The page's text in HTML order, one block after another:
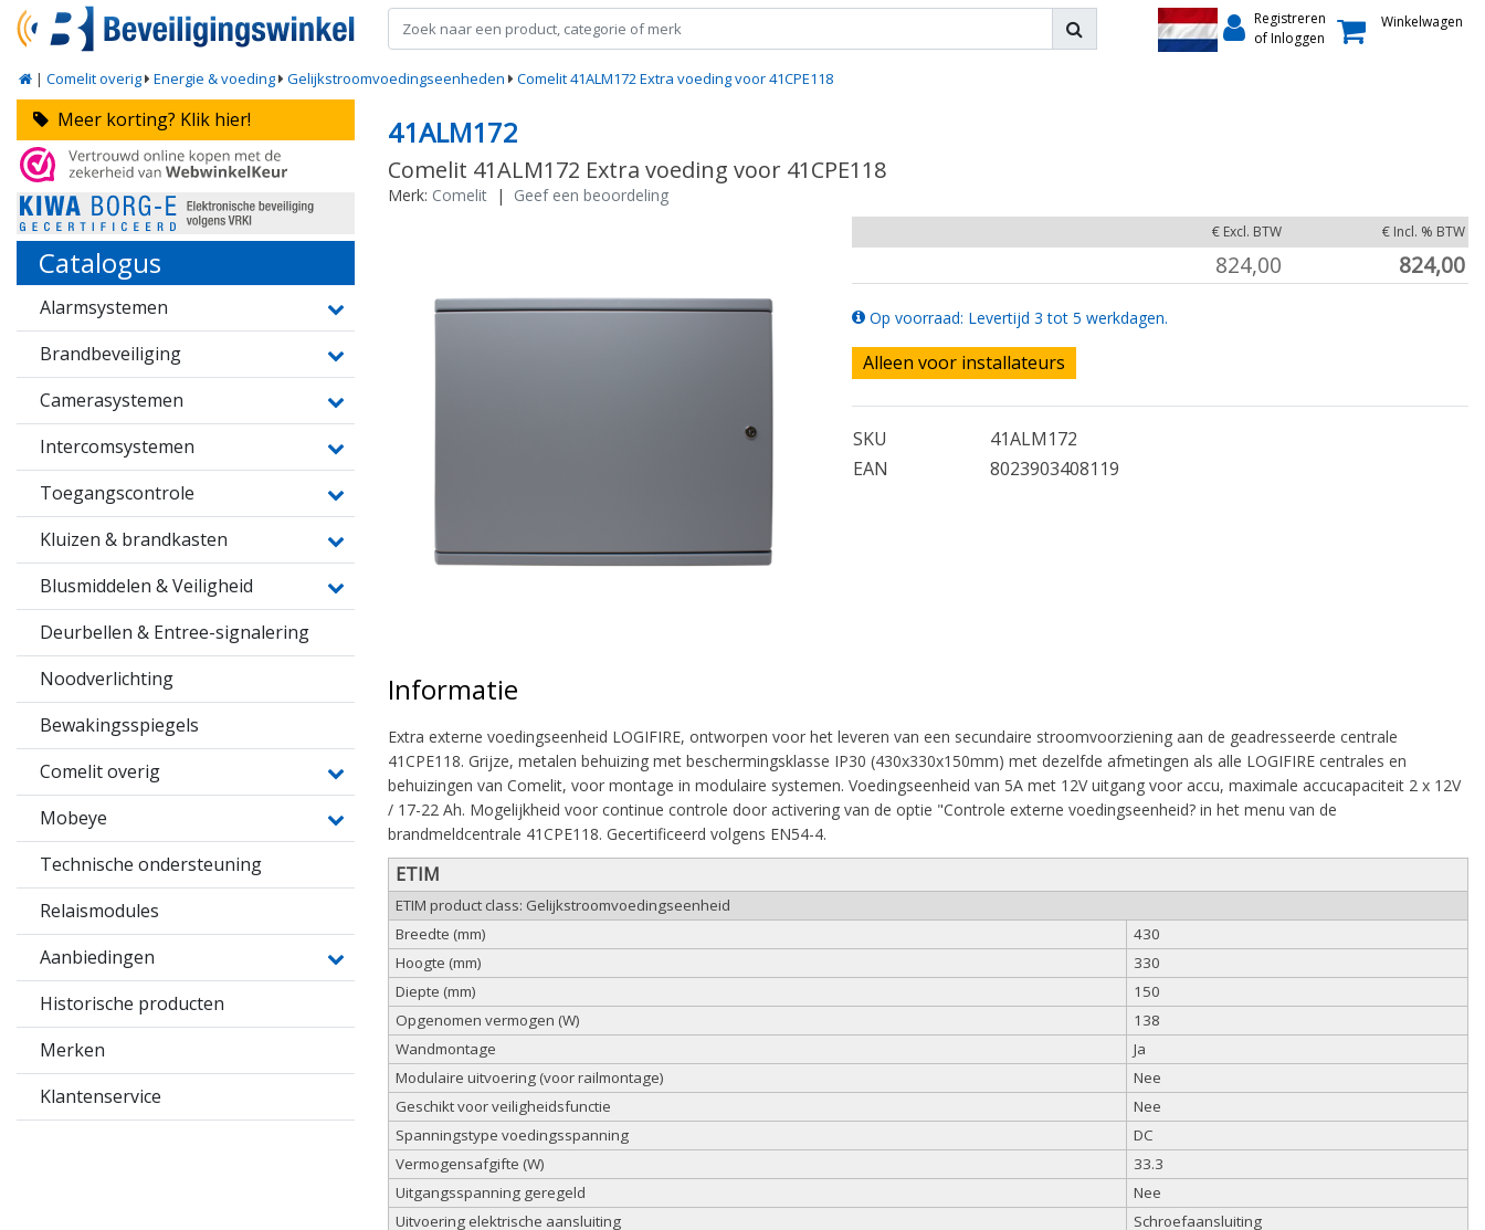
Registreren
of Inloggen
Winkelwagen
| Comelit overig Energie & voeding Gelijkstroomvoedingseenheden Comelit 41ALM172 Extra voeding voor 41CPE118
Meer korting? Klik hier!
Catalogus
Alarmsystemen
Brandbeveiliging
Camerasystemen
Intercomsystemen
Toegangscontrole
Kluizen & brandkasten
Blusmiddelen & Veiligheid
Deurbellen & Entree-signalering
Noodverlichting
Bewakingsspiegels
Comelit overig
Mobeye
Technische ondersteuning
Relaismodules
Aanbiedingen
Historische producten
Merken
Klantenservice
41ALM172
Comelit 41ALM172 Extra voeding voor 41CPE118
Merk: Comelit | Geef een beoordeling
€ Excl. BTW € Incl. % BTW
824,00 824,00
Op voorraad: Levertijd 3 tot 5 werkdagen.
Alleen voor installateurs
SKU
41ALM172
EAN
8023903408119
Informatie
Extra externe voedingseenheid LOGIFIRE, ontworpen voor het leveren van een secundaire stroomvoorziening aan de geadresseerde centrale
41CPE118. Grijze, metalen behuizing met beschermingsklasse IP30 (430x330x150mm) met dezelfde afmetingen als alle LOGIFIRE centrales en
behuizingen van Comelit, voor montage in modulaire systemen. Voedingseenheid van 5A met 12V uitgang voor accu, maximale accucapaciteit 2 x 12V
/ 17-22 Ah. Mogelijkheid voor continue controle door activering van de optie "Controle externe voedingseenheid? in het menu van de
brandmeldcentrale 41CPE118. Gecertificeerd volgens EN54-4.
ETIM
ETIM product class: Gelijkstroomvoedingseenheid
Breedte (mm)
430
Hoogte (mm)
330
Diepte (mm)
150
Opgenomen vermogen (W)
138
Wandmontage
Ja
Modulaire uitvoering (voor railmontage)
Nee
Geschikt voor veiligheidsfunctie
Nee
Spanningstype voedingsspanning
DC
Vermogensafgifte (W)
33.3
Uitgangsspanning geregeld
Nee
Uitvoering elektrische aansluiting
Schroefaansluiting